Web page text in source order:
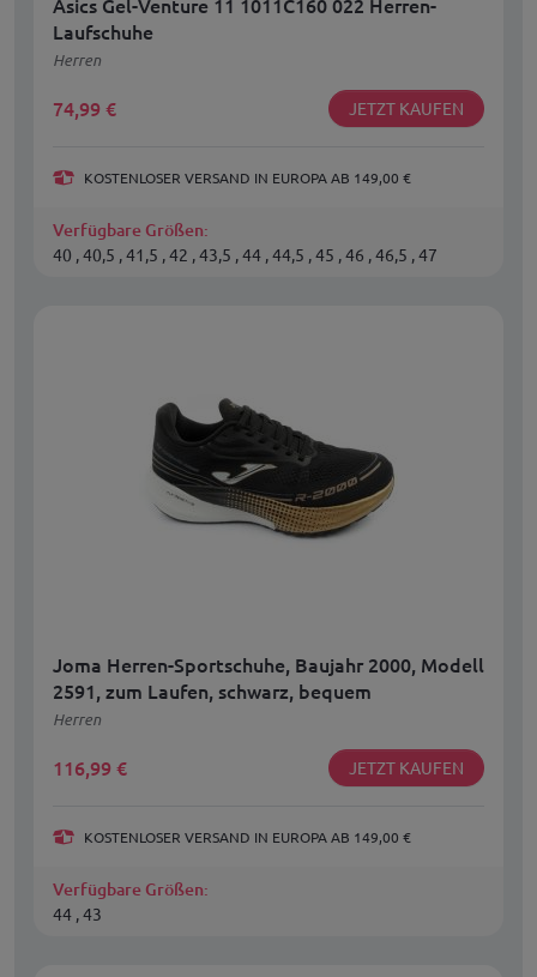
Laufschuhe
Herren
74,99 € JETZT KAUFEN
KOSTENLOSER VERSAND IN EUROPA AB 149,00 €
Verfügbare Größen:
40 , 40,5 , 41,5 , 42 , 43,5 , 44 , 44,5 , 45 , 46 , 46,5 , 47
Joma Herren-Sportschuhe, Baujahr 2000, Modell
2591, zum Laufen, schwarz, bequem
Herren
116,99 € JETZT KAUFEN
KOSTENLOSER VERSAND IN EUROPA AB 149,00 €
Verfügbare Größen:
44 , 43